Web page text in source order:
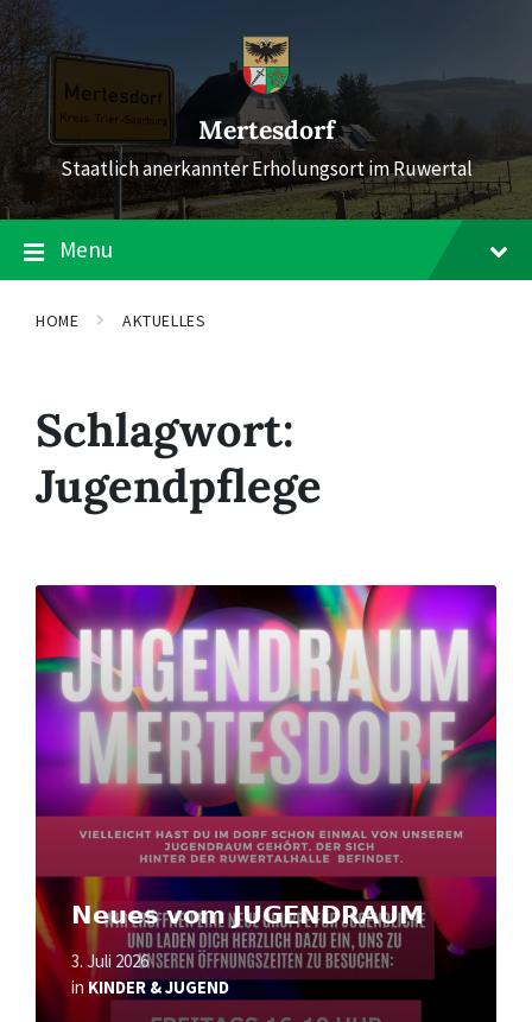
Skip
to
content
Skip
to
main
navigation
Skip
to
footer
Mertesdorf
Staatlich anerkannter Erholungsort im Ruwertal
Menu
HOME AKTUELLES
Schlagwort:
Jugendpflege
𝗡𝗲𝘂𝗲𝘀 𝘃𝗼𝗺 𝗝𝗨𝗚𝗘𝗡𝗗𝗥𝗔𝗨𝗠
3. Juli 2026
in KINDER & JUGEND
Read
More